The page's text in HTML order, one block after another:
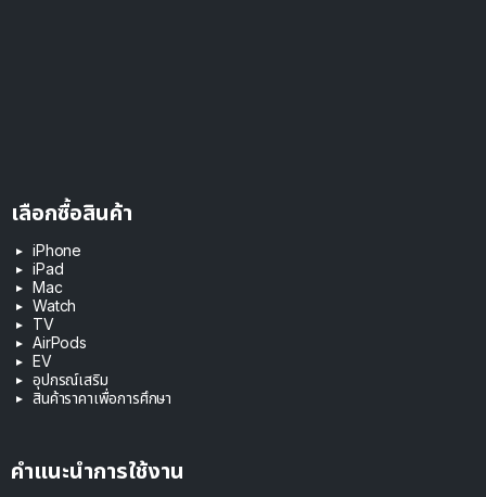
เลือกซื้อสินค้า
iPhone
iPad
Mac
Watch
TV
AirPods
EV
อุปกรณ์เสริม
สินค้าราคาเพื่อการศึกษา
คำแนะนำการใช้งาน